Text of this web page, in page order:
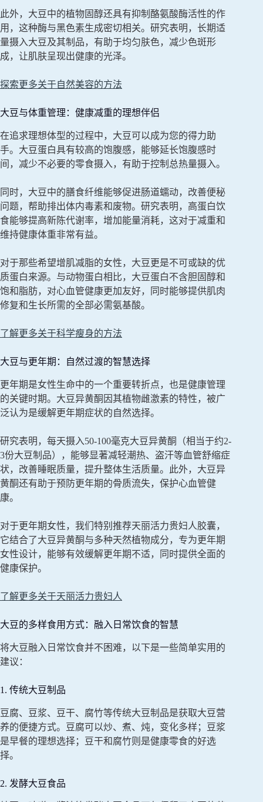
此外，大豆中的植物固醇还具有抑制酪氨酸酶活性的作
用，这种酶与黑色素生成密切相关。研究表明，长期适
量摄入大豆及其制品，有助于均匀肤色，减少色斑形
成，让肌肤呈现出健康的光泽。
探索更多关于自然美容的方法
大豆与体重管理：健康减重的理想伴侣
在追求理想体型的过程中，大豆可以成为您的得力助
手。大豆蛋白具有较高的饱腹感，能够延长饱腹感时
间，减少不必要的零食摄入，有助于控制总热量摄入。
同时，大豆中的膳食纤维能够促进肠道蠕动，改善便秘
问题，帮助排出体内毒素和废物。研究表明，高蛋白饮
食能够提高新陈代谢率，增加能量消耗，这对于减重和
维持健康体重非常有益。
对于那些希望增肌减脂的女性，大豆更是不可或缺的优
质蛋白来源。与动物蛋白相比，大豆蛋白不含胆固醇和
饱和脂肪，对心血管健康更加友好，同时能够提供肌肉
修复和生长所需的全部必需氨基酸。
了解更多关于科学瘦身的方法
大豆与更年期：自然过渡的智慧选择
更年期是女性生命中的一个重要转折点，也是健康管理
的关键时期。大豆异黄酮因其植物雌激素的特性，被广
泛认为是缓解更年期症状的自然选择。
研究表明，每天摄入50-100毫克大豆异黄酮（相当于约2-
3份大豆制品），能够显著减轻潮热、盗汗等血管舒缩症
状，改善睡眠质量，提升整体生活质量。此外，大豆异
黄酮还有助于预防更年期的骨质流失，保护心血管健
康。
对于更年期女性，我们特别推荐天丽活力贵妇人胶囊，
它结合了大豆异黄酮与多种天然植物成分，专为更年期
女性设计，能够有效缓解更年期不适，同时提供全面的
健康保护。
了解更多关于天丽活力贵妇人
大豆的多样食用方式：融入日常饮食的智慧
将大豆融入日常饮食并不困难，以下是一些简单实用的
建议：
1. 传统大豆制品
豆腐、豆浆、豆干、腐竹等传统大豆制品是获取大豆营
养的便捷方式。豆腐可以炒、煮、炖，变化多样；豆浆
是早餐的理想选择；豆干和腐竹则是健康零食的好选
择。
2. 发酵大豆食品